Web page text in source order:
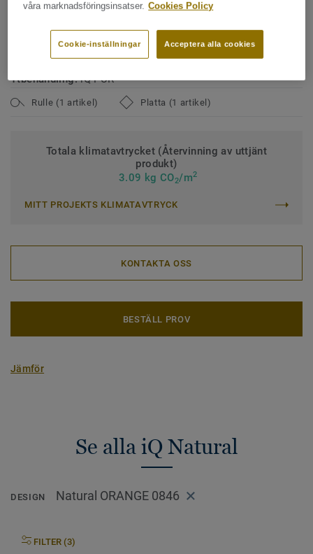
Bindemedelsinnehåll:Type I
Klassificering för kommersiell miljö:34 Mycket hög trafik
Klassificering för industrimiljö:
Ytbehandling:iQ PUR
Rulle (1 artikel) Platta (1 artikel)
Totala klimatavtrycket (Återvinning av uttjänt
produkt)
3.09 kg CO2/m2
MITT PROJEKTS KLIMATAVTRYCK
KONTAKTA OSS
BESTÄLL PROV
Jämför
Se alla iQ Natural
DESIGN Natural ORANGE 0846
FILTER (3)
våra marknadsföringsinsatser. Cookies Policy
Acceptera alla cookies
Cookie-inställningar